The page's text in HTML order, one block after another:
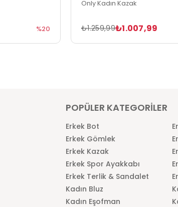
%20
Only Kadın Kazak
₺1.007,99
₺1.259,99
POPÜLER KATEGORİLER
Erkek Bot
Erkek Gömlek
Erkek Kazak
Erkek Spor Ayakkabı
Erkek Terlik & Sandalet
Kadın Bluz
Kadın Eşofman